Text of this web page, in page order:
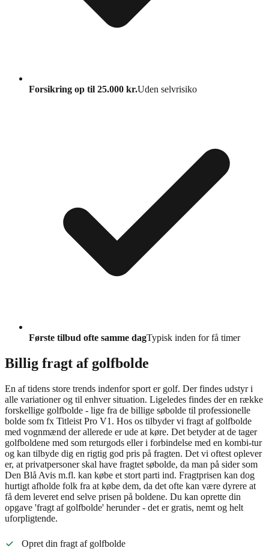
Forsikring op til 25.000 kr.Uden selvrisiko
Første tilbud ofte samme dagTypisk inden for få timer
Billig fragt af golfbolde
En af tidens store trends indenfor sport er golf. Der findes udstyr i
alle variationer og til enhver situation. Ligeledes findes der en række
forskellige golfbolde - lige fra de billige søbolde til professionelle
bolde som fx Titleist Pro V1. Hos os tilbyder vi fragt af golfbolde
med vognmænd der allerede er ude at køre. Det betyder at de tager
golfboldene med som returgods eller i forbindelse med en kombi-tur
og kan tilbyde dig en rigtig god pris på fragten. Det vi oftest oplever
er, at privatpersoner skal have fragtet søbolde, da man på sider som
Den Blå Avis m.fl. kan købe et stort parti ind. Fragtprisen kan dog
hurtigt afholde folk fra at købe dem, da det ofte kan være dyrere at
få dem leveret end selve prisen på boldene. Du kan oprette din
opgave 'fragt af golfbolde' herunder - det er gratis, nemt og helt
uforpligtende.
Opret din fragt af golfbolde